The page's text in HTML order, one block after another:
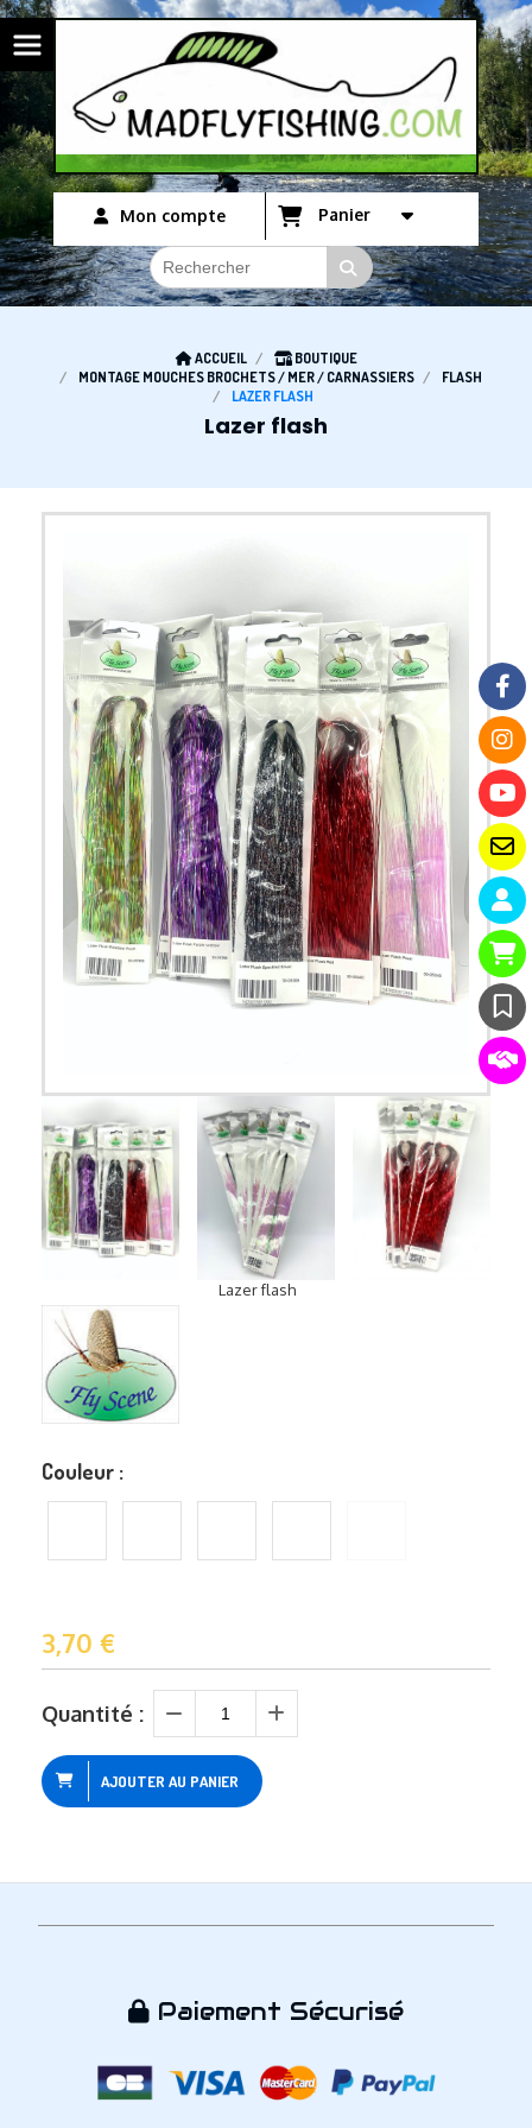
Mon compte Panier
ACCUEIL
BOUTIQUE
MONTAGE MOUCHES BROCHETS / MER / CARNASSIERS
FLASH
LAZER FLASH
Lazer flash
Lazer flash
Couleur :
3,70 €
Quantité :
AJOUTER AU PANIER
 Paiement Sécurisé
Panneau de gestion des cookies